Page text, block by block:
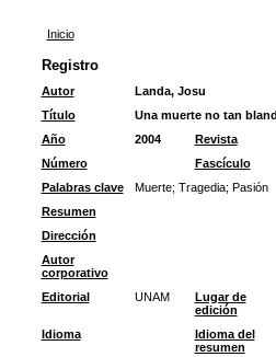
Inicio
Registro
Autor
Landa, Josu
Título
Una muerte no tan
Año
2004 Revista
Número
Fascículo
Palabras clave
Muerte; Tragedia; Pasión
Resumen
Dirección
Autor
corporativo
Editorial
UNAM
Lugar de
edición
Idioma
Idioma del
resumen